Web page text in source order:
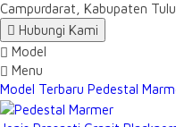
Campurdarat, Kabupaten
Hubungi Kami
Model
Menu
Model Terbaru Pedestal